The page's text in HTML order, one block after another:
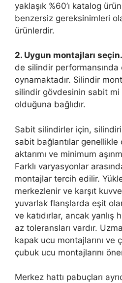
yaklaşık %60’ı katalog
benzersiz gereksinimleri
ürünlerdir.
2. Uygun montajları seçin.
de silindir performansında
oynamaktadır. Silindir
silindir gövdesinin sabit
olduğuna bağlıdır.
Sabit silindirler için,
sabit bağlantılar genellikle
aktarımı ve minimum
Farklı varyasyonlar
montajlar tercih edilir.
merkezlenir ve karşıt
yuvarlak flanşlarda eşit
ve katıdırlar, ancak yanlış
az toleransları vardır.
kapak ucu montajlarını ve
çubuk ucu montajlarını
Merkez hattı pabuçları